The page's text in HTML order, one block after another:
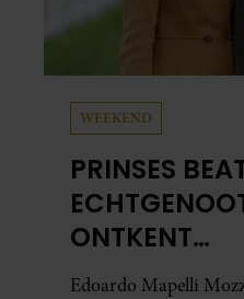
WEEKEND
PRINSES
ONTKENT
Edoardo Mapelli